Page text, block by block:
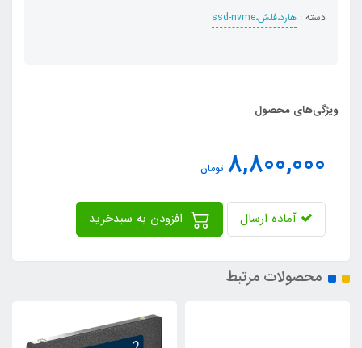
دسته : هارد،فلش،ssd-nvme
ویژگی‌های محصول
8,800,000 تومان
آماده ارسال
محصولات مرتبط